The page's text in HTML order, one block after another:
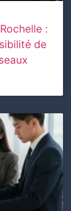
:
de